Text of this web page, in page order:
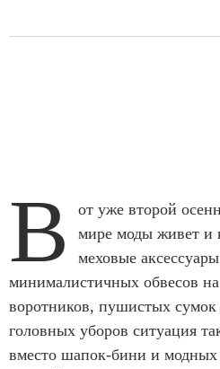
В
от уже второй
мире моды живет и
меховые
минималистичных обвесов
воротников, пушистых
головных уборов ситуация
вместо шапок-бини и